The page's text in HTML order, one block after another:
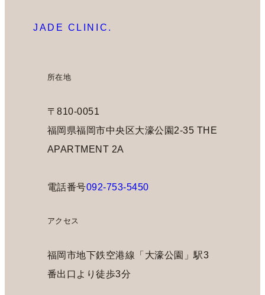
JADE CLINIC.
所在地
〒810-0051
福岡県福岡市中央区大濠公園2-35 THE
APARTMENT 2A
電話番号092-753-5450
アクセス
福岡市地下鉄空港線「大濠公園」駅3
番出口より徒歩3分